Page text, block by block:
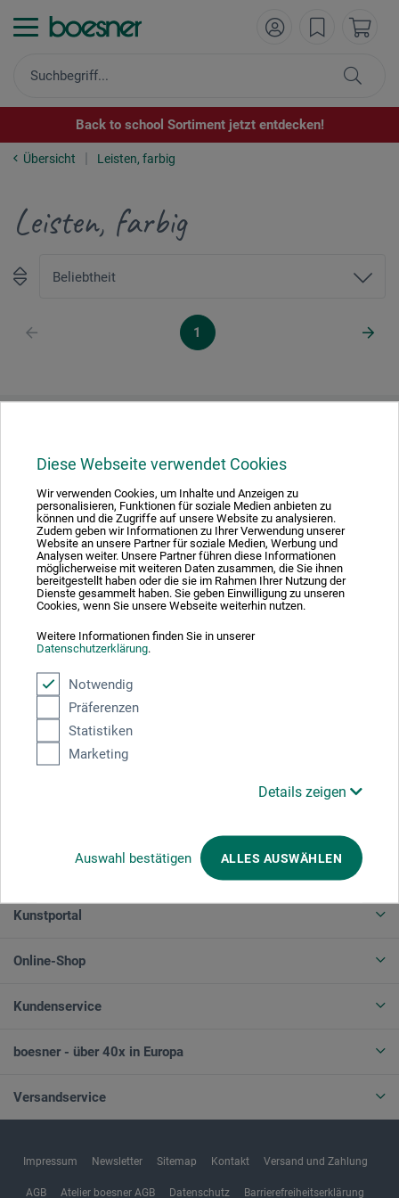
Diese Webseite verwendet Cookies
Wir verwenden Cookies, um Inhalte und Anzeigen zu
personalisieren, Funktionen für soziale Medien anbieten zu
können und die Zugriffe auf unsere Website zu analysieren.
Zudem geben wir Informationen zu Ihrer Verwendung unserer
Website an unsere Partner für soziale Medien, Werbung und
Analysen weiter. Unsere Partner führen diese Informationen
möglicherweise mit weiteren Daten zusammen, die Sie ihnen
bereitgestellt haben oder die sie im Rahmen Ihrer Nutzung der
Dienste gesammelt haben. Sie geben Einwilligung zu unseren
Cookies, wenn Sie unsere Webseite weiterhin nutzen.
Weitere Informationen finden Sie in unserer
Datenschutzerklärung.
Notwendig
Präferenzen
Statistiken
Marketing
Details zeigen
Auswahl bestätigen ALLES AUSWÄHLEN
Back to school Sortiment jetzt entdecken!
Übersicht Leisten, farbig
Leisten, farbig
1
Wir versenden mit
Weitere Informationen zu unserenVersand- und
Zahlungsbedingungen
Zahlungsarten im Onlineshop
Kunstportal
Online-Shop
Kundenservice
boesner - über 40x in Europa
Versandservice
Impressum Newsletter Sitemap Kontakt Versand und Zahlung
AGB Atelier boesner AGB Datenschutz Barrierefreiheitserklärung